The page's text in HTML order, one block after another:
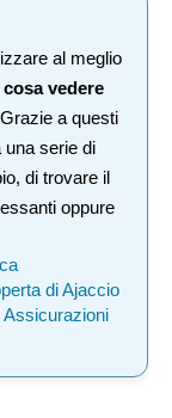
al meglio
vedere
a questi
una serie di
di trovare il
oppure
di Ajaccio
Assicurazioni